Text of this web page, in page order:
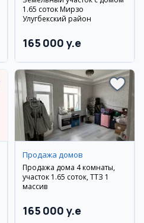
1.65 соток Мирзо
Улугбекский район
165 000 y.e
Продажа домов
Продажа дома 4 комнаты,
участок 1.65 соток, ТТЗ 1
массив
165 000 y.e